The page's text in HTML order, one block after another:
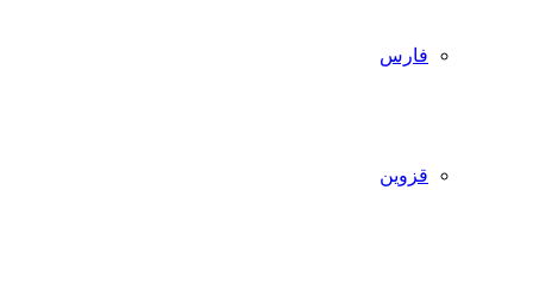
فارس
قزوین